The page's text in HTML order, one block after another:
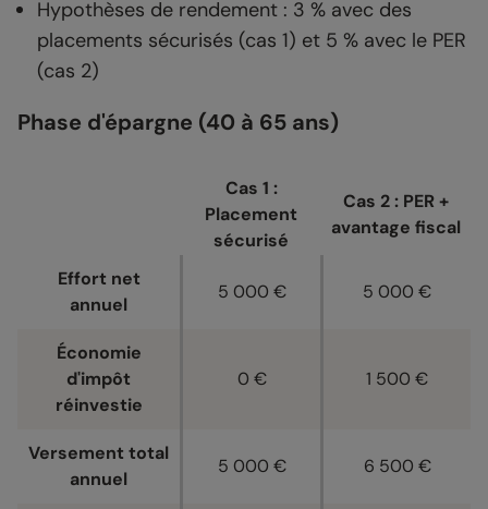
Hypothèses de rendement : 3 % avec des
placements sécurisés (cas 1) et 5 % avec le PER
(cas 2)
Phase d'épargne (40 à 65 ans)
Cas 1 :
Placement
sécurisé
Cas 2 : PER +
avantage fiscal
Effort net
annuel
5 000 € 5 000 €
Économie
d'impôt
réinvestie
0 € 1 500 €
Versement total
annuel
5 000 € 6 500 €